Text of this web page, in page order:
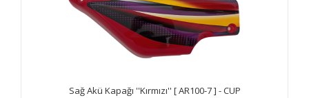
Sağ Akü Kapağı ''Kırmızı'' [ AR100-7 ] - CUP